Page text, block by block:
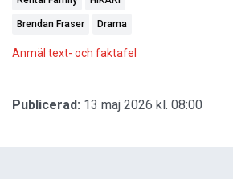
Brendan Fraser Drama
Anmäl text- och faktafel
Publicerad: 13 maj 2026 kl. 08:00